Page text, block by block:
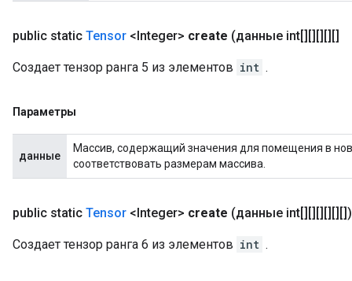
public static Tensor <Integer> create (данные int[][][][][]
Создает тензор ранга 5 из элементов int .
Параметры
данные
Массив, содержащий значения для помещения в
соответствовать размерам массива.
public static Tensor <Integer> create (данные int[][][][][][])
Создает тензор ранга 6 из элементов int .